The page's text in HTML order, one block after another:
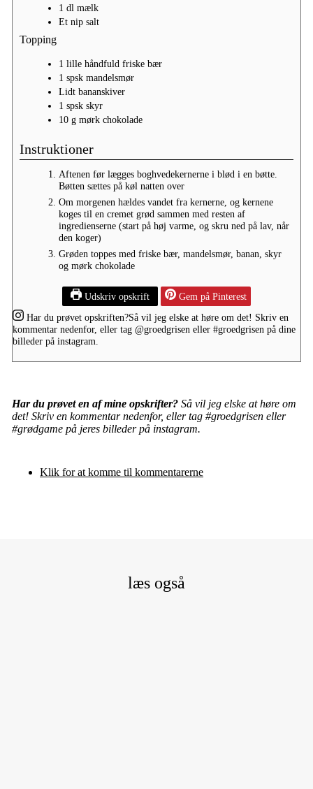
1 dl mælk
Et nip salt
Topping
1 lille håndfuld friske bær
1 spsk mandelsmør
Lidt bananskiver
1 spsk skyr
10 g mørk chokolade
Instruktioner
Aftenen før lægges boghvedekernerne i blød i en bøtte.
Bøtten sættes på køl natten over
Om morgenen hældes vandet fra kernerne, og kernene
koges til en cremet grød sammen med resten af
ingredienserne (start på høj varme, og skru ned på lav, når
den koger)
Grøden toppes med friske bær, mandelsmør, banan, skyr
og mørk chokolade
Udskriv opskrift
Gem på Pinterest
Har du prøvet opskriften?Så vil jeg elske at høre om det! Skriv en
kommentar nedenfor, eller tag @groedgrisen eller #groedgrisen på dine
billeder på instagram.
Har du prøvet en af mine opskrifter? Så vil jeg elske at høre om
det! Skriv en kommentar nedenfor, eller tag #groedgrisen eller
#grødgame på jeres billeder på instagram.
Klik for at komme til kommentarerne
læs også